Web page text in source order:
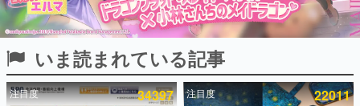
連載・特集一覧
殿堂入り記事
SNS拡散数が数千以上！ ページビュー数万以上！ などな
ど。多くの人々に読まれた、電ファミ渾身の“殿堂入り”記
事をまとめました。
いま読まれている記事
注目度 34397 注目度 22011